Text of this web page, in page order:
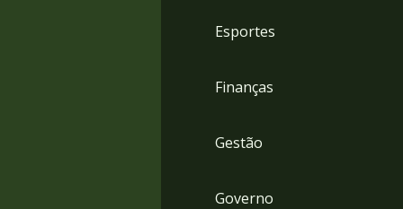
Esportes
Finanças
Gestão
Governo